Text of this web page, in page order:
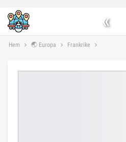
«
Hem 🌏 Europa Frankrike